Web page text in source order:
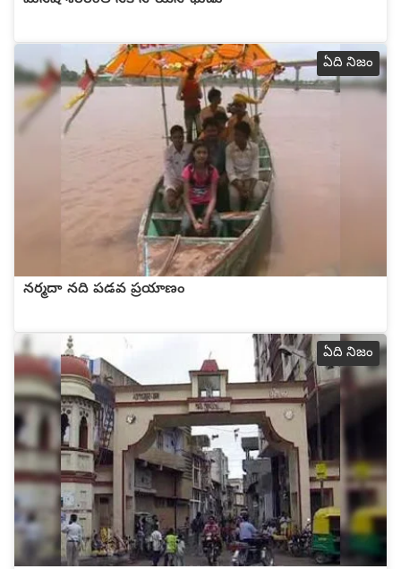
ఏది నిజం
నర్మదా నది పడవ ప్రయాణం
ఏది నిజం